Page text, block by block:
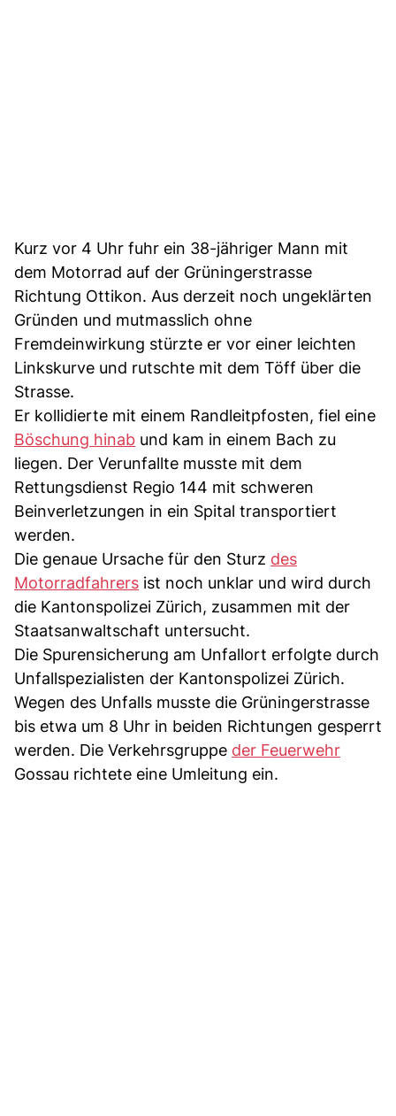
Kurz vor 4 Uhr fuhr ein 38-jähriger Mann mit
dem Motorrad auf der Grüningerstrasse
Richtung Ottikon. Aus derzeit noch ungeklärten
Gründen und mutmasslich ohne
Fremdeinwirkung stürzte er vor einer leichten
Linkskurve und rutschte mit dem Töff über die
Strasse.
Er kollidierte mit einem Randleitpfosten, fiel eine
Böschung hinab und kam in einem Bach zu
liegen. Der Verunfallte musste mit dem
Rettungsdienst Regio 144 mit schweren
Beinverletzungen in ein Spital transportiert
werden.
Die genaue Ursache für den Sturz des
Motorradfahrers ist noch unklar und wird durch
die Kantonspolizei Zürich, zusammen mit der
Staatsanwaltschaft untersucht.
Die Spurensicherung am Unfallort erfolgte durch
Unfallspezialisten der Kantonspolizei Zürich.
Wegen des Unfalls musste die Grüningerstrasse
bis etwa um 8 Uhr in beiden Richtungen gesperrt
werden. Die Verkehrsgruppe der Feuerwehr
Gossau richtete eine Umleitung ein.